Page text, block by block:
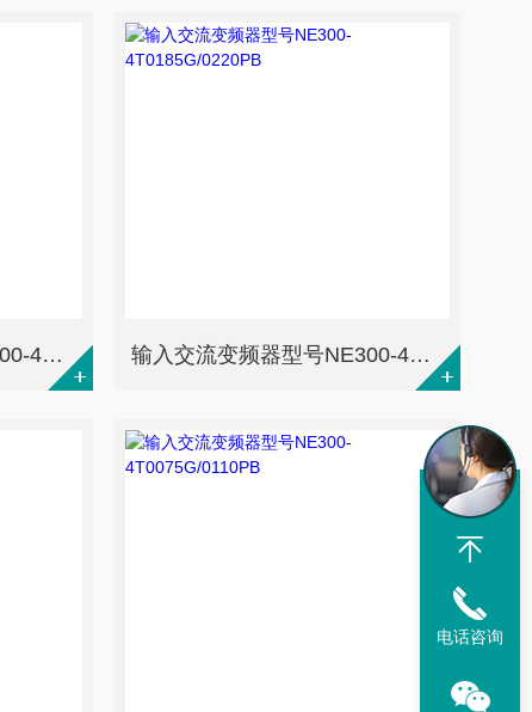
输入交流变频器型号NE300-4T0220G/0300PB 输入交流变频器型号NE300-4T0185G/0220PB
电话咨询